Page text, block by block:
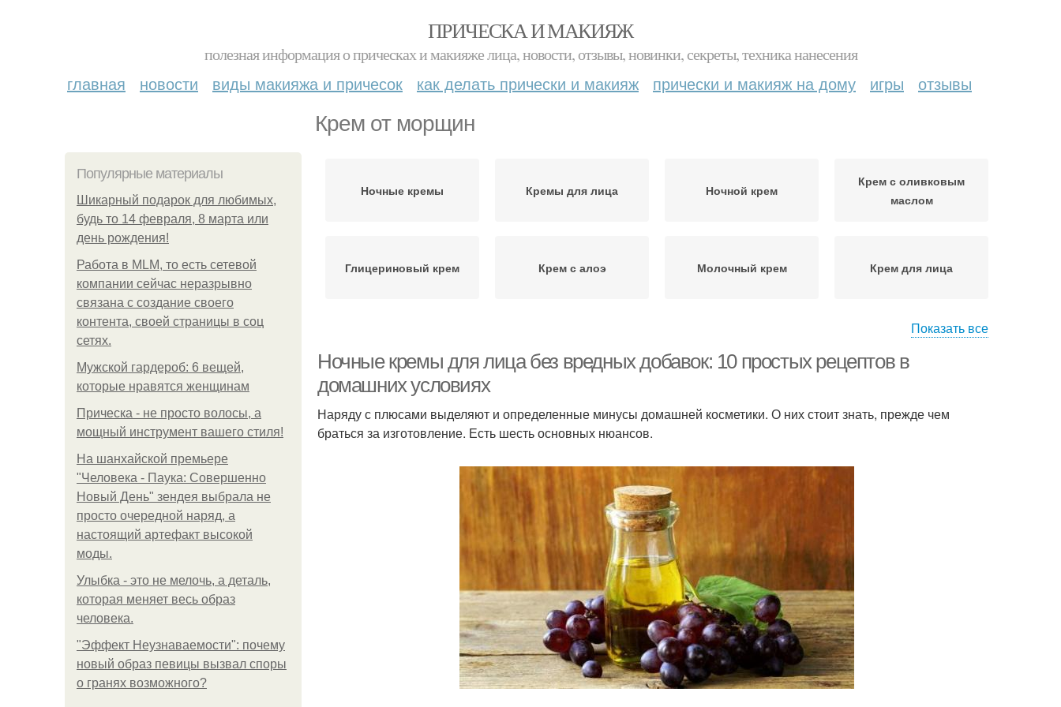
ПРИЧЕСКА И МАКИЯЖ
полезная информация о прическах и макияже лица, новости, отзывы, новинки, секреты, техника нанесения
главная новости виды макияжа и причесок как делать прически и макияж прически и макияж на дому игры отзывы
Крем от морщин
Популярные материалы
Шикарный подарок для любимых,
будь то 14 февраля, 8 марта или
день рождения!
Работа в MLM, то есть сетевой
компании сейчас неразрывно
связана с создание своего
контента, своей страницы в соц
сетях.
Мужской гардероб: 6 вещей,
которые нравятся женщинам
Прическа - не просто волосы, а
мощный инструмент вашего стиля!
На шанхайской премьере
"Человека - Паука: Совершенно
Новый День" зендея выбрала не
просто очередной наряд, а
настоящий артефакт высокой
моды.
Улыбка - это не мелочь, а деталь,
которая меняет весь образ
человека.
"Эффект Неузнаваемости": почему
новый образ певицы вызвал споры
о гранях возможного?
Ночные кремы Кремы для лица Ночной крем
Крем с оливковым
маслом
Глицериновый крем Крем с алоэ Молочный крем Крем для лица
Крем с глицерином Антивозрастной крем Крем из авокадо Крем против акне
Простой крем Ингредиенты для крема
Травяной крем
Основа для домашнего
крема
Крем против старения
Ингредиенты для
домашнего крема
Знаменитый крем
Показать все
Ночные кремы для лица без вредных добавок: 10 простых рецептов в
домашних условиях
Наряду с плюсами выделяют и определенные минусы домашней косметики. О них стоит знать, прежде чем
браться за изготовление. Есть шесть основных нюансов.